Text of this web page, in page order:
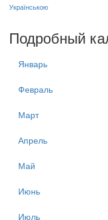
Українською
Подробный
Январь
Февраль
Март
Апрель
Май
Июнь
Июль